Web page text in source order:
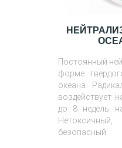
Постоянный
форме
океана.
воздействует
до 8 недель
безопасный.